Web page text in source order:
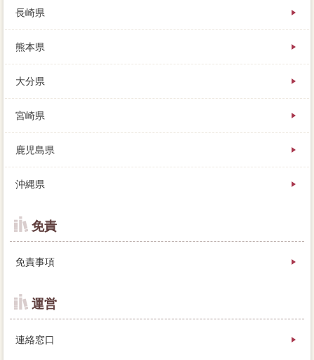
長崎県
熊本県
大分県
宮崎県
鹿児島県
沖縄県
免責
免責事項
運営
連絡窓口